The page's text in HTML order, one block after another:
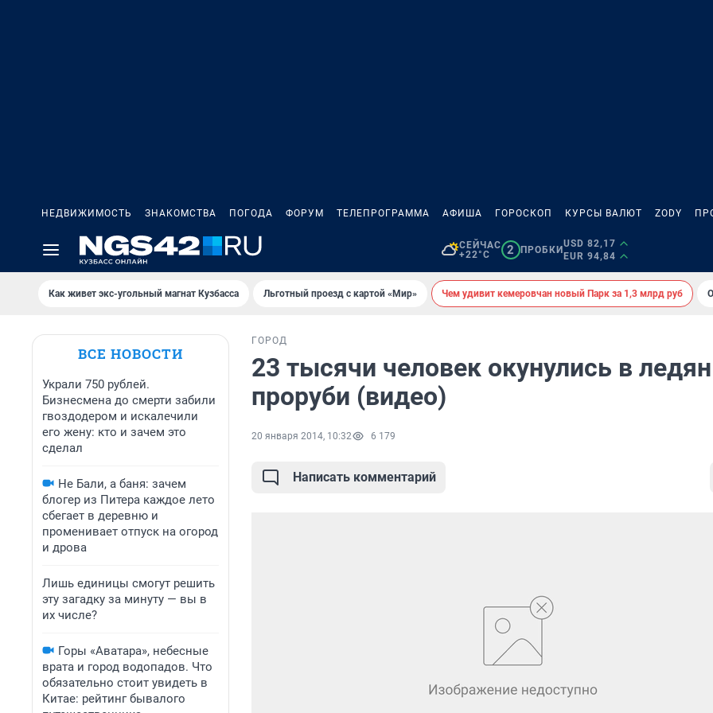
НЕДВИЖИМОСТЬ ЗНАКОМСТВА ПОГОДА ФОРУМ ТЕЛЕПРОГРАММА АФИША ГОРОСКОП КУРСЫ ВАЛЮТ ZODY
СЕЙЧАС
+22°C
2 ПРОБКИ
USD 82,17
EUR 94,84
Как живет экс-угольный магнат Кузбасса Льготный проезд с картой «Мир» Чем удивит кемеровчан новый Парк за 1,3 млрд руб
ВСЕ НОВОСТИ
Украли 750 рублей.
Бизнесмена до смерти забили
гвоздодером и искалечили
его жену: кто и зачем это
сделал
Не Бали, а баня: зачем
блогер из Питера каждое лето
сбегает в деревню и
променивает отпуск на огород
и дрова
Лишь единицы смогут решить
эту загадку за минуту — вы в
их числе?
Горы «Аватара», небесные
врата и город водопадов. Что
обязательно стоит увидеть в
Китае: рейтинг бывалого
ГОРОД
23 тысячи человек окунулись в
проруби (видео)
20 января 2014, 10:32 6 179
Написать комментарий